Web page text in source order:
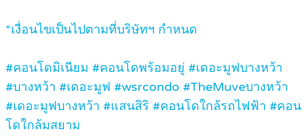
*เงื่อนไขเป็นไปตามที่บริษัทฯ กำหนด
#คอนโดมิเนียม #คอนโดพร้อมอยู่ #เดอะมูฟบางหว้า
#บางหว้า #เดอะมูฟ #wsrcondo #TheMuveบางหว้า
#เดอะมูฟบางหว้า #แสนสิริ #คอนโดใกล้รถไฟฟ้า #คอน
โดใกล้มสยาม